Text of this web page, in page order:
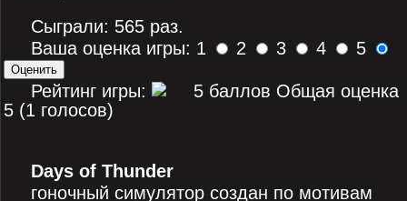
Сыграли: 565 раз.
Ваша оценка игры: 1
2 3 4 5
Рейтинг игры:
Общая оценка
5 (1 голосов)
Days of Thunder
гоночный симулятор создан по мотивам